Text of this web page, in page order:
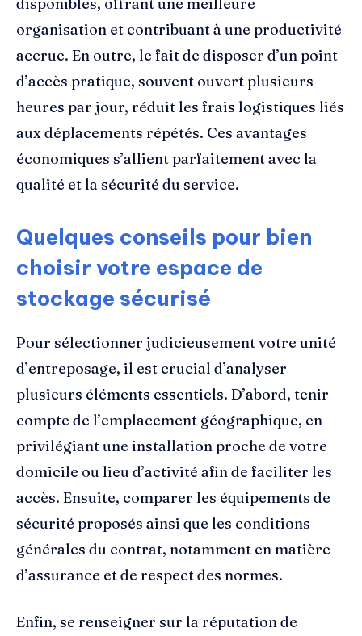
organisation et contribuant à une productivité
accrue. En outre, le fait de disposer d’un point
d’accès pratique, souvent ouvert plusieurs
heures par jour, réduit les frais logistiques liés
aux déplacements répétés. Ces avantages
économiques s’allient parfaitement avec la
qualité et la sécurité du service.
Quelques conseils pour bien
choisir votre espace de
stockage sécurisé
Pour sélectionner judicieusement votre unité
d’entreposage, il est crucial d’analyser
plusieurs éléments essentiels. D’abord, tenir
compte de l’emplacement géographique, en
privilégiant une installation proche de votre
domicile ou lieu d’activité afin de faciliter les
accès. Ensuite, comparer les équipements de
sécurité proposés ainsi que les conditions
générales du contrat, notamment en matière
d’assurance et de respect des normes.
Enfin, se renseigner sur la réputation de